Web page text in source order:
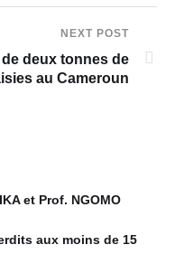
NEXT POST
deux tonnes de
au Cameroun
et Prof. NGOMO
aux moins de 15